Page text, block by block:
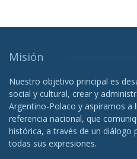
Misión
Nuestro objetivo principal es
social y cultural, crear y
Argentino-Polaco y aspiramos a
referencia nacional, que
histórica, a través de un diálogo
todas sus expresiones.